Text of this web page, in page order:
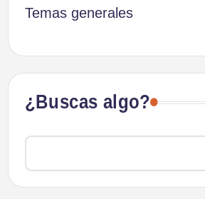
Temas generales
¿Buscas algo?